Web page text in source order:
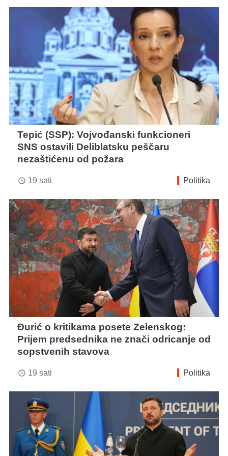
Tepić (SSP): Vojvođanski funkcioneri
SNS ostavili Deliblatsku peščaru
nezaštićenu od požara
access_time 19 sati Politika
Đurić o kritikama posete Zelenskog:
Prijem predsednika ne znači odricanje od
sopstvenih stavova
access_time 19 sati Politika